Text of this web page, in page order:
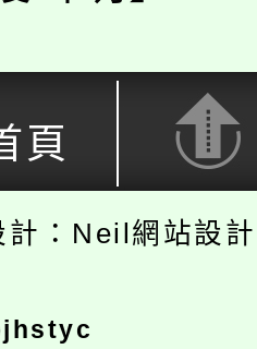
頁
計：Neil網站設